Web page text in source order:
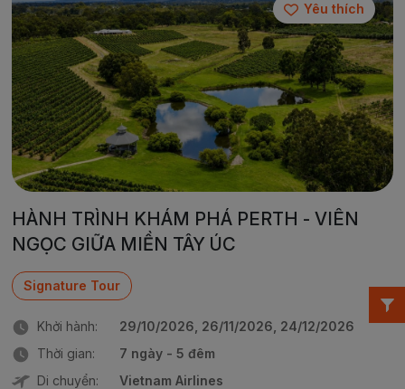
Yêu thích
HÀNH TRÌNH KHÁM PHÁ PERTH - VIÊN
NGỌC GIỮA MIỀN TÂY ÚC
Signature Tour
Khởi hành:
29/10/2026, 26/11/2026, 24/12/2026
Thời gian:
7 ngày - 5 đêm
Di chuyển:
Vietnam Airlines